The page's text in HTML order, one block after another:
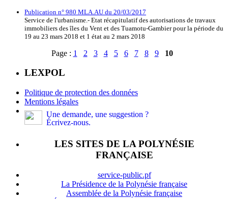
Publication n° 980 MLA.AU du 20/03/2017
Service de l'urbanisme.- Etat récapitulatif des autorisations de travaux
immobiliers des îles du Vent et des Tuamotu-Gambier pour la période du
19 au 23 mars 2018 et 1 état au 2 mars 2018
Page : 1 2 3 4 5 6 7 8 9 10
LEXPOL
Politique de protection des données
Mentions légales
Une demande, une suggestion ?
Écrivez-nous.
LES SITES DE LA POLYNÉSIE
FRANÇAISE
service-public.pf
La Présidence de la Polynésie française
Assemblée de la Polynésie française